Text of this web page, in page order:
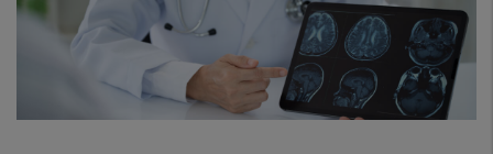
señales
tempranas